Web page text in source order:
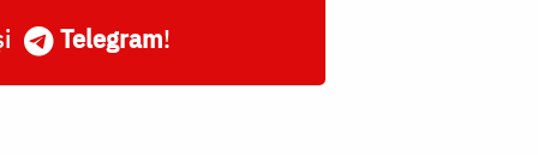
Telegram!